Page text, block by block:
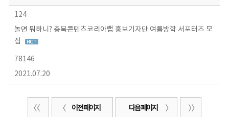
124
놀면 뭐하니? 충북콘텐츠코리아랩 홍보기자단 여름방학 서포터즈 모
집
78146
2021.07.20
이전 페이지 다음 페이지